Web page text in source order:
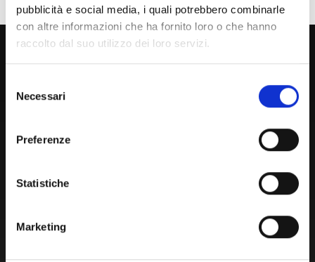
pubblicità e social media, i quali potrebbero combinarle
con altre informazioni che ha fornito loro o che hanno
raccolto dal suo utilizzo dei loro servizi.
delNecessari
Preferenze
Statistiche
Marketing
800 453 444
Amministrazione Trasparente
Portale Amministrazione Trasparente (PAT in fase di
Presidio Qualità